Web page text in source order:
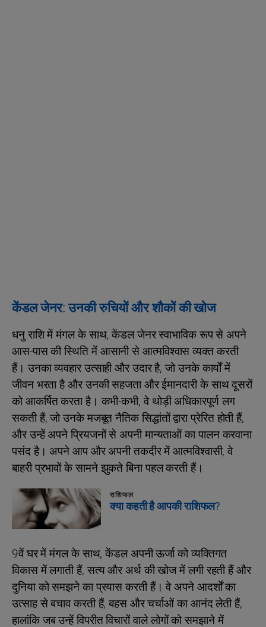
केंडल जेनर: उनकी रुचियों और शौकों की खोज
धनु राशि में मंगल के साथ, केंडल जेनर स्वाभाविक रूप से अपने
आस-पास की स्थिति में आसानी से आत्मविश्वास व्यक्त करती
हैं। उनका व्यवहार उत्साही और उदार है, जो उनके कार्यों में
जीवन भरता है और उनकी सहजता और ईमानदारी के साथ दूसरों
को आकर्षित करता है। कभी-कभी, वे थोड़ी अधिकारपूर्ण लग
सकती हैं, जो उनके मजबूत नैतिक सिद्धांतों द्वारा प्रेरित होती हैं,
और उन्हें अपने प्रियजनों से अपनी मान्यताओं का पालन करवाना
पसंद है। अपने आप और अपनी तकदीर में आत्मविश्वासी, वे
बाहरी प्रभावों के सामने झुकते बिना पहल करती हैं।
राशिफल
क्या कहती है आपकी राशिफल?
9वें घर में मंगल के साथ, केंडल अपनी ऊर्जा को व्यक्तिगत
विकास में लगाती हैं, सत्य और अर्थ की खोज में लगी रहती हैं और
दुनिया को समझने का प्रयास करती हैं। वे अपने आदर्शों का
उत्साह से बचाव करती हैं, बहस और चर्चाओं का आनंद लेती हैं,
हालांकि जब उन्हें विपरीत विचारों वाले लोगों को समझाने में